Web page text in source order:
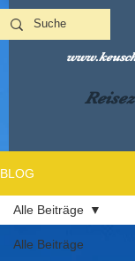
BLOG
Alle Beiträge
Alle Beiträge